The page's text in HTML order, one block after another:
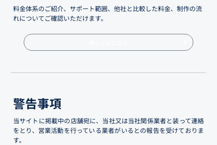
料金体系のご紹介、サポート範囲、他社と比較した料金、制作の流
れについてご確認いただけます。
警告事項
当サイトに掲載中の店舗宛に、当社又は当社関係業者と装って連絡
をとり、営業活動を行っている業者がいるとの報告を受けておりま
す。